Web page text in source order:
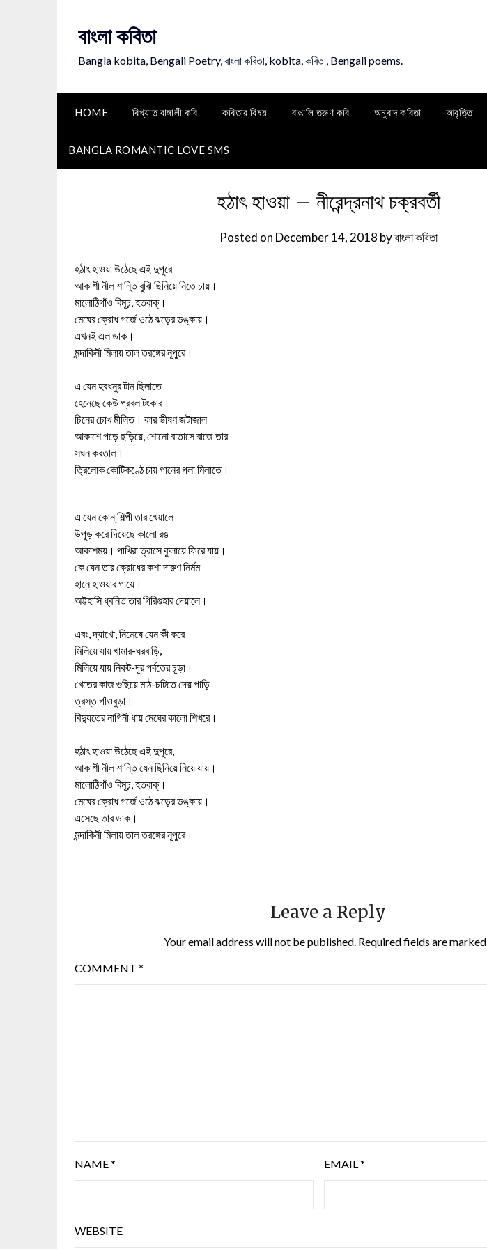
বাংলা কবিতা
Bangla kobita, Bengali Poetry, বাংলা কবিতা, kobita, কবিতা, Bengali poems.
HOME বিখ্যাত বাঙ্গালী কবি কবিতার বিষয় বাঙালি তরুণ কবি অনুবাদ কবিতা আবৃত্তি
BANGLA ROMANTIC LOVE SMS
হঠাৎ হাওয়া – নীরেন্দ্রনাথ চক্রবর্তী
Posted on December 14, 2018 byবাংলা কবিতা
হঠাৎ হাওয়া উঠেছে এই দুপুরে
আকাশী নীল শান্তি বুঝি ছিনিয়ে নিতে চায়।
মালোঠিগাঁও বিমূঢ়, হতবাক্‌।
মেঘের ক্রোধ গর্জে ওঠে ঝড়ের ডঙ্কায়।
এখনই এল ডাক।
মন্দাকিনী মিলায় তাল তরঙ্গের নূপুরে।
এ যেন হরধনুর টান ছিলাতে
হেনেছে কেউ প্রবল টংকার।
চিনের চোখ মীলিত। কার ভীষণ জটাজাল
আকাশে পড়ে ছড়িয়ে, শোনো বাতাসে বাজে তার
সঘন করতাল।
ত্রিলোক কোটিকণ্ঠে চায় গানের গলা মিলাতে।
এ যেন কোন্‌ শিল্পী তার খেয়ালে
উপুড় করে দিয়েছে কালো রঙ
আকাশময়। পাখিরা ত্রাসে কুলায়ে ফিরে যায়।
কে যেন তার ক্রোধের কশা দারুণ নির্মম
হানে হাওয়ার গায়ে।
অট্টহাসি ধ্বনিত তার গিরিগুহার দেয়ালে।
এবং, দ্যাখো, নিমেষে যেন কী করে
মিলিয়ে যায় খামার-ঘরবাড়ি,
মিলিয়ে যায় নিকট-দূর পর্বতের চূড়া।
খেতের কাজ গুছিয়ে মাঠ-চটিতে দেয় পাড়ি
ত্রস্ত গাঁওবুড়া।
বিদ্যুতের নাগিনী ধায় মেঘের কালো শিখরে।
হঠাৎ হাওয়া উঠেছে এই দুপুরে,
আকাশী নীল শান্তি যেন ছিনিয়ে নিয়ে যায়।
মালোঠিগাঁও বিমূঢ়, হতবাক্‌।
মেঘের ক্রোধ গর্জে ওঠে ঝড়ের ডঙ্কায়।
এসেছে তার ডাক।
মন্দাকিনী মিলায় তাল তরঙ্গের নূপুরে।
Leave a Reply
Your email address will not be published. Required fields are marked
COMMENT *
NAME* EMAIL*
WEBSITE